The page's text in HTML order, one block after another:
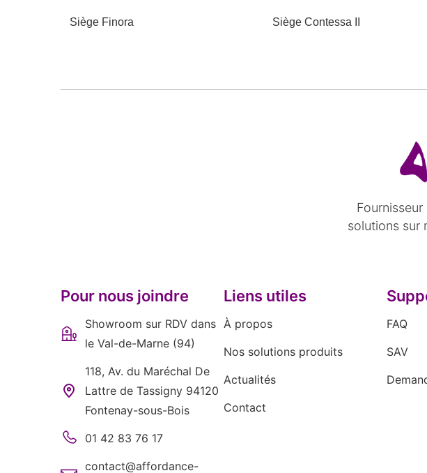
Siège Finora Siège Contessa II
solutions sur
Pour nous joindre
Showroom sur RDV dans
le Val-de-Marne (94)
118, Av. du Maréchal De
Lattre de Tassigny 94120
Fontenay-sous-Bois
01 42 83 76 17
contact@affordance-
Liens utiles
À propos
Nos solutions produits
Actualités
Contact
FAQ
SAV